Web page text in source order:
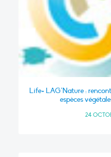
Life+ LAG’Nature :
espèces
24